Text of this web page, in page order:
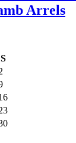
Arrels
S